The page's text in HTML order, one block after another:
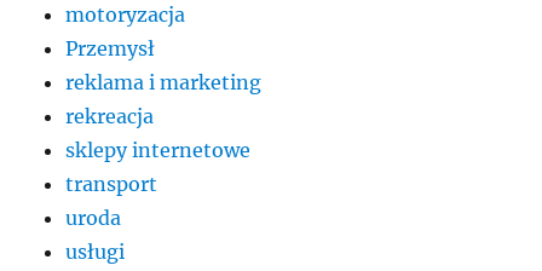
motoryzacja
Przemysł
reklama i marketing
rekreacja
sklepy internetowe
transport
uroda
usługi